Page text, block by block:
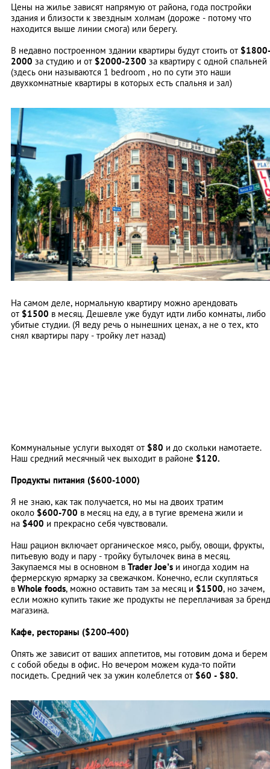
Цены на жилье зависят напрямую от района, года постройки
здания и близости к звездным холмам (дороже - потому что
находится выше линии смога) или берегу.
В недавно построенном здании квартиры будут стоить от $1800-
2000 за студию и от $2000-2300 за квартиру с одной спальней
(здесь они называются 1 bedroom , но по сути это наши
двухкомнатные квартиры в которых есть спальня и зал)
На самом деле, нормальную квартиру можно арендовать
от $1500 в месяц. Дешевле уже будут идти либо комнаты, либо
убитые студии. (Я веду речь о нынешних ценах, а не о тех, кто
снял квартиры пару - тройку лет назад)
Коммунальные услуги выходят от $80 и до скольки намотаете.
Наш средний месячный чек выходит в районе $120.
Продукты питания ($600-1000)
Я не знаю, как так получается, но мы на двоих тратим
около $600-700 в месяц на еду, а в тугие времена жили и
на $400 и прекрасно себя чувствовали.
Наш рацион включает органическое мясо, рыбу, овощи, фрукты,
питьевую воду и пару - тройку бутылочек вина в месяц.
Закупаемся мы в основном в Trader Joe’s и иногда ходим на
фермерскую ярмарку за свежачком. Конечно, если скупляться
в Whole foods, можно оставить там за месяц и $1500, но зачем,
если можно купить такие же продукты не переплачивая за бренд
магазина.
Кафе, рестораны ($200-400)
Опять же зависит от ваших аппетитов, мы готовим дома и берем
с собой обеды в офис. Но вечером можем куда-то пойти
посидеть. Средний чек за ужин колеблется от $60 - $80.